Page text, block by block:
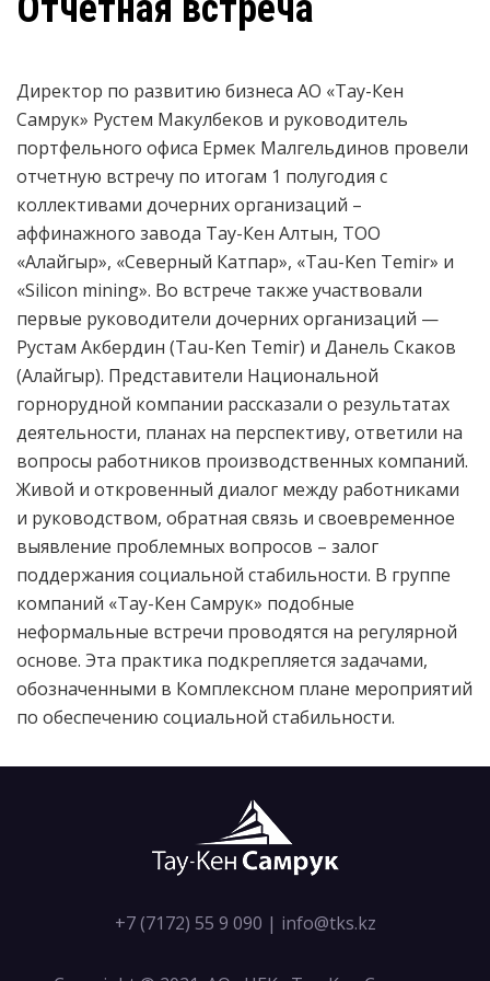
Директор по развитию бизнеса АО «Тау-Кен
Самрук» Рустем Макулбеков и руководитель
портфельного офиса Ермек Малгельдинов провели
отчетную встречу по итогам 1 полугодия с
коллективами дочерних организаций –
аффинажного завода Тау-Кен Алтын, ТОО
«Алайгыр», «Северный Катпар», «Tau-Ken Temir» и
«Silicon mining». Во встрече также участвовали
первые руководители дочерних организаций —
Рустам Акбердин (Tau-Ken Temir) и Данель Скаков
(Алайгыр). Представители Национальной
горнорудной компании рассказали о результатах
деятельности, планах на перспективу, ответили на
вопросы работников производственных компаний.
Живой и откровенный диалог между работниками
и руководством, обратная связь и своевременное
выявление проблемных вопросов – залог
поддержания социальной стабильности. В группе
компаний «Тау-Кен Самрук» подобные
неформальные встречи проводятся на регулярной
основе. Эта практика подкрепляется задачами,
обозначенными в Комплексном плане мероприятий
по обеспечению социальной стабильности.
+7 (7172) 55 9 090 | info@tks.kz